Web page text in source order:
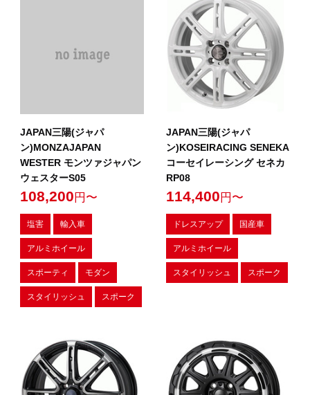
JAPAN三陽(ジャパ
ン)MONZAJAPAN
WESTER モンツァジャパン
ウェスターS05
108,200 円〜
塩害 輸入車
アルミホイール
スポーティ モダン
スタイリッシュ スポーク
JAPAN三陽(ジャパ
ン)KOSEIRACING SENEKA
コーセイレーシング セネカ
RP08
114,400 円〜
ドレスアップ 国産車
アルミホイール
スタイリッシュ スポーク